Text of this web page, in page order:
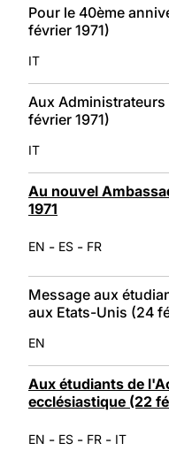
Pour le 40ème
février 1971)
IT
Aux Administrateurs
février 1971)
IT
Au nouvel
1971
EN - ES - FR
Message aux
aux Etats-Unis (24
EN
Aux étudiants de
ecclésiastique (22
EN - ES - FR - IT